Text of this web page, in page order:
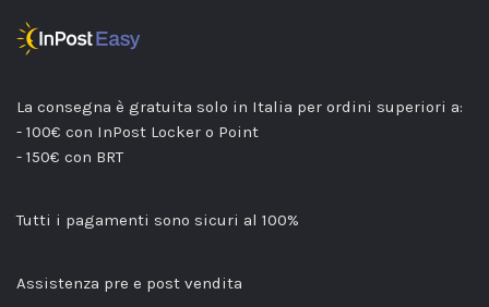
La consegna è gratuita solo in Italia per ordini superiori a:
- 100€ con InPost Locker o Point
- 150€ con BRT
Tutti i pagamenti sono sicuri al 100%
Assistenza pre e post vendita